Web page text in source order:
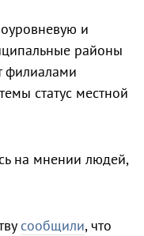
и
районы
филиалами
статус местной
на мнении людей,
сообщили, что